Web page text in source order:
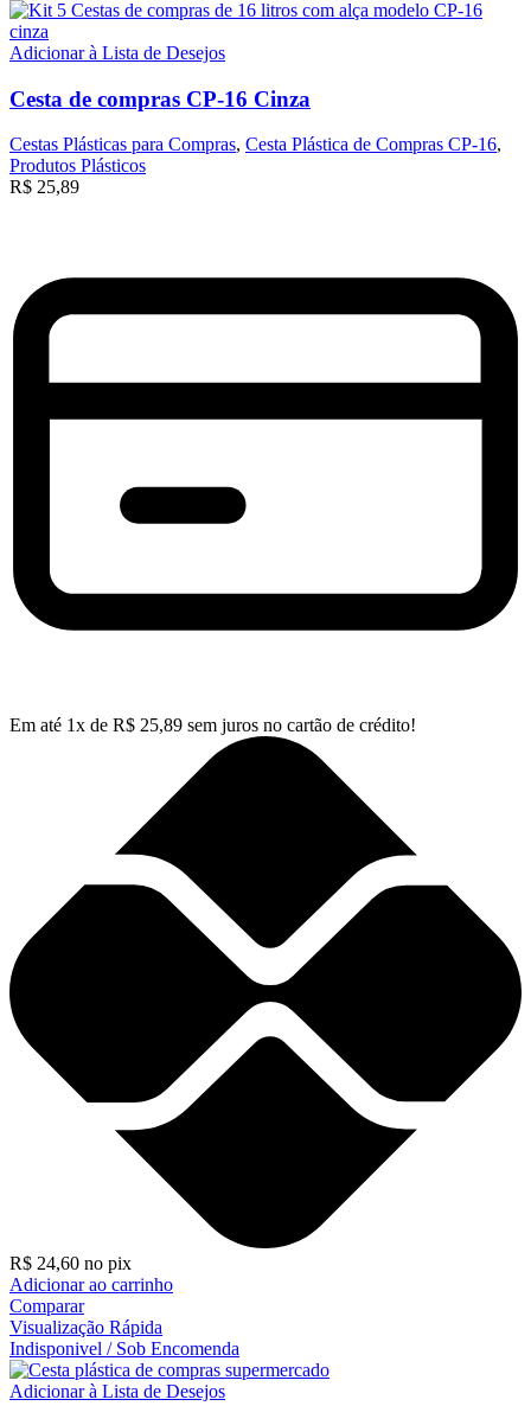
Adicionar à Lista de Desejos
Cesta de compras CP-16 Cinza
Cestas Plásticas para Compras, Cesta Plástica de Compras CP-16,
Produtos Plásticos
R$ 25,89
Em até 1x de R$ 25,89 sem juros no cartão de crédito!
R$ 24,60 no pix
Adicionar ao carrinho
Comparar
Visualização Rápida
Indisponivel / Sob Encomenda
Adicionar à Lista de Desejos